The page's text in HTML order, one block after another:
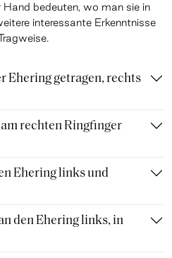
bedeuten, wo man sie in
interessante Erkenntnisse
Ehering getragen, rechts
rechten Ringfinger
Ehering links und
den Ehering links, in